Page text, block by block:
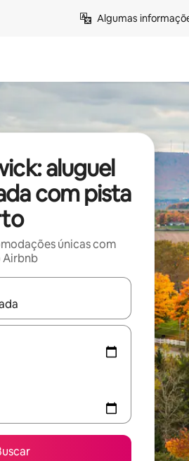
Algumas
aluguel
com pista
únicas com
Airbnb
disponíveis, explore-os usando